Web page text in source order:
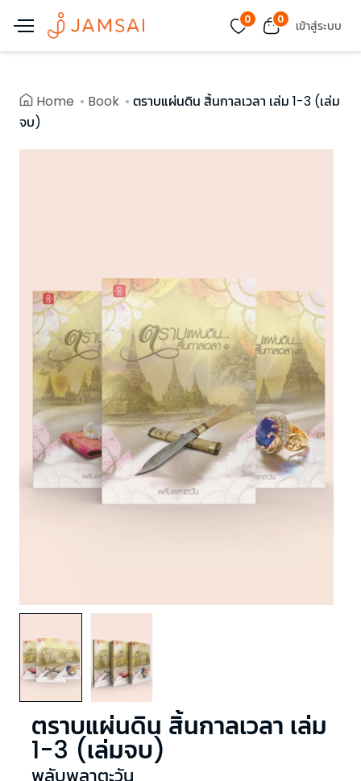
0 0 เข้าสู่ระบบ
Home Book
ตราบแผ่นดิน สิ้นกาลเวลา เล่ม 1-3 (เล่ม
จบ)
ตราบแผ่นดิน สิ้นกาลเวลา เล่ม
1-3 (เล่มจบ)
พลับพลาตะวัน